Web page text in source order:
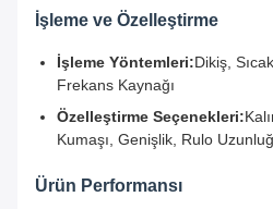
İşleme ve Özelleştirme
İşleme Yöntemleri:Dikiş,
Frekans Kaynağı
Özelleştirme Seçenekleri:
Kumaşı, Genişlik, Rulo
Ürün Performansı